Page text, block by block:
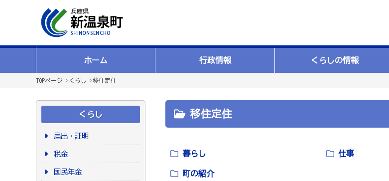
ホーム 行政情報 くらしの情報
TOPページ > くらし >移住定住
くらし
届出・証明
税金
国民年金
移住定住
暮らし 仕事
町の紹介